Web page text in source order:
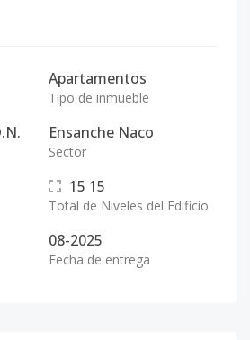
Apartamentos
Tipo de inmueble
Ensanche Naco
Sector
15 15
Total de Niveles del Edificio
08-2025
Fecha de entrega